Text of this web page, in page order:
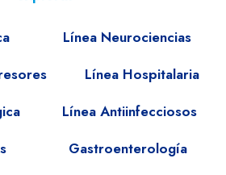
Línea Neurociencias
Línea Hospitalaria
Línea Antiinfecciosos
Gastroenterología